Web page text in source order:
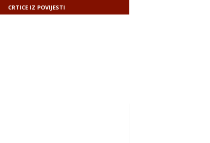
CRTICE IZ POVIJESTI